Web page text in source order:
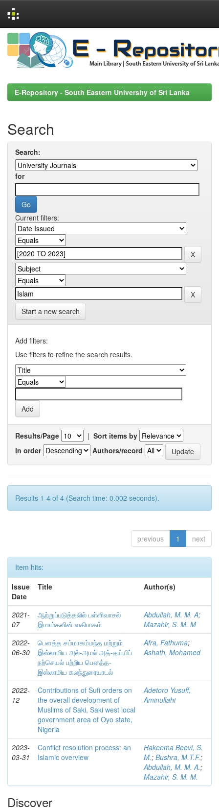
Skip
navigation
E-Repository - South Eastern University of Sri Lanka
Search
Search:
for
Current filters:
Start a new search
Add filters:
Use filters to refine the search results.
Results/Page | Sort items by
In order
Authors/record
Results 1-4 of 4 (Search time: 0.002 seconds).
previous 1 next
Item hits:
Issue
Date
Title Author(s)
2021-
07
ஆற்றுப்படுத்தலில் பள்ளிவாசல்
இமாம்களின் வகிபாகம்
Abdullah, M. M. A;
Mazahir, S. M. M
2022-
06-30
பௌத்த சம்மாகம்மந்த மற்றும்
இஸ்லாமிய அல்-அமல் அத்-தய்யிப்
நற்செயல் பற்றிய பௌத்த-
இஸ்லாமிய கலந்துரையாடல்
Afra, Fathuma;
Ashath, Mohamed
2022-
12
Contributions of Sufi orders on
the overall development of
Muslims of Saki, Saki west local
government area of Oyo state,
Nigeria
Adetoro Yusuff,
Aminullahi
2023-
03-31
Conflict resolution process: an
Islamic overview
Hakeema Beevi, S.
M.; Bushra, M.T.F.;
Abdullah, M. M. A.;
Mazahir, S. M. M.
Discover